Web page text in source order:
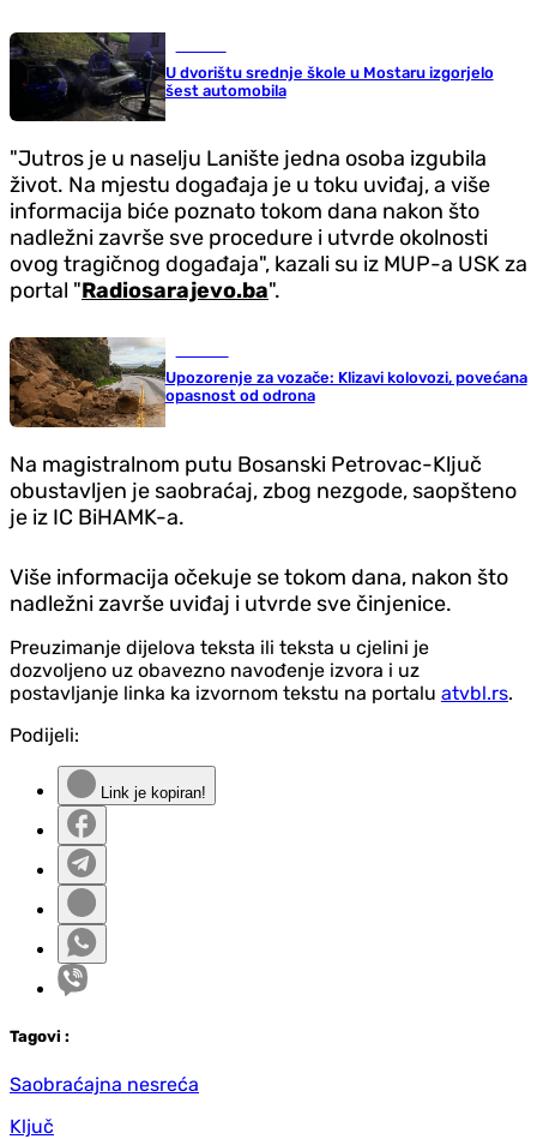
U dvorištu srednje škole u Mostaru izgorjelo
šest automobila
"Jutros je u naselju Lanište jedna osoba izgubila
život. Na mjestu događaja je u toku uviđaj, a više
informacija biće poznato tokom dana nakon što
nadležni završe sve procedure i utvrde okolnosti
ovog tragičnog događaja", kazali su iz MUP-a USK za
portal "Radiosarajevo.ba".
Upozorenje za vozače: Klizavi kolovozi, povećana
opasnost od odrona
Na magistralnom putu Bosanski Petrovac-Ključ
obustavljen je saobraćaj, zbog nezgode, saopšteno
je iz IC BiHAMK-a.
Više informacija očekuje se tokom dana, nakon što
nadležni završe uviđaj i utvrde sve činjenice.
Preuzimanje dijelova teksta ili teksta u cjelini je
dozvoljeno uz obavezno navođenje izvora i uz
postavljanje linka ka izvornom tekstu na portalu atvbl.rs.
Podijeli:
Link je kopiran!
Tagovi :
Saobraćajna nesreća
Ključ